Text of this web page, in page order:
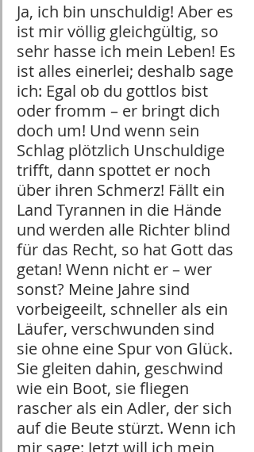
Ja, ich bin unschuldig! Aber es
ist mir völlig gleichgültig, so
sehr hasse ich mein Leben! Es
ist alles einerlei; deshalb sage
ich: Egal ob du gottlos bist
oder fromm – er bringt dich
doch um! Und wenn sein
Schlag plötzlich Unschuldige
trifft, dann spottet er noch
über ihren Schmerz! Fällt ein
Land Tyrannen in die Hände
und werden alle Richter blind
für das Recht, so hat Gott das
getan! Wenn nicht er – wer
sonst? Meine Jahre sind
vorbeigeeilt, schneller als ein
Läufer, verschwunden sind
sie ohne eine Spur von Glück.
Sie gleiten dahin, geschwind
wie ein Boot, sie fliegen
rascher als ein Adler, der sich
auf die Beute stürzt. Wenn ich
mir sage: Jetzt will ich mein